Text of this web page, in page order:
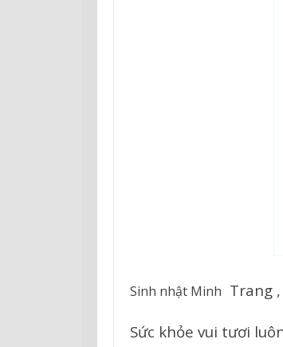
Sinh nhật Minh Trang
Sức khỏe vui tươi